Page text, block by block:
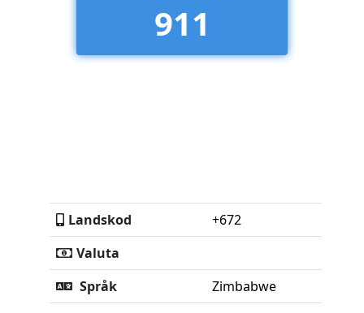
911
Landskod
+672
Valuta
Språk
Zimbabwe